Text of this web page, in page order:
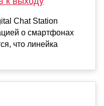
Chat Station
о смартфонах
что линейка